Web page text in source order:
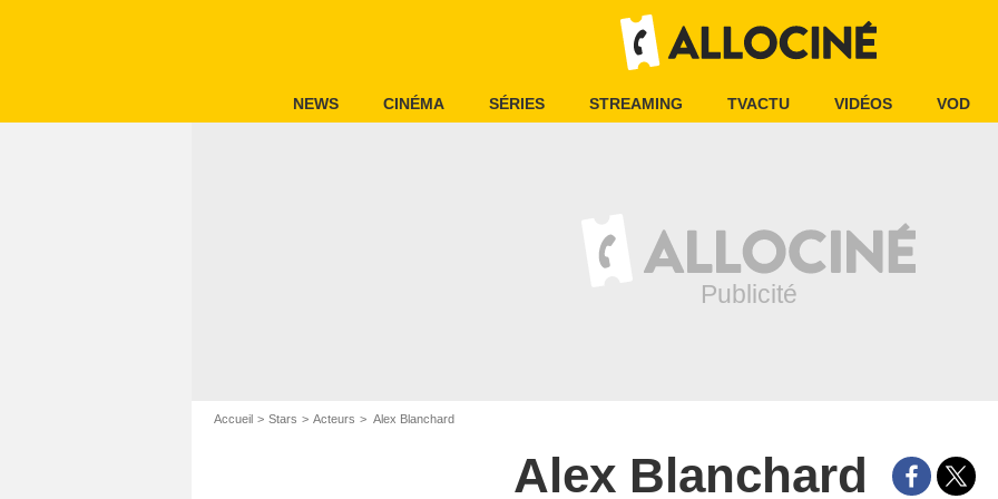
NEWS CINÉMA SÉRIES STREAMING TVACTU VIDÉOS VOD
Accueil Stars Acteurs Alex Blanchard
Alex Blanchard